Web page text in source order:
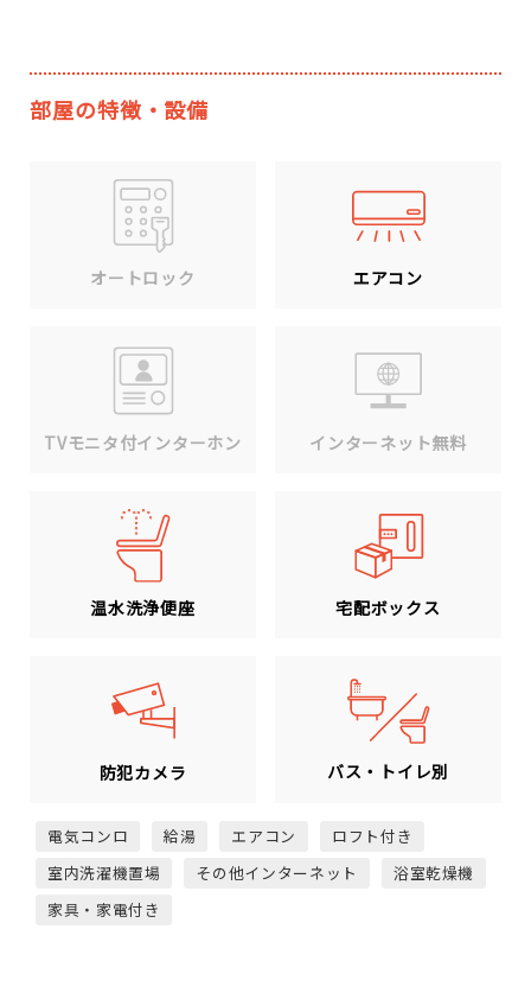
部屋の特徴・設備
オートロック エアコン
TVモニタ付インターホン インターネット無料
温水洗浄便座 宅配ボックス
防犯カメラ バス・トイレ別
電気コンロ 給湯 エアコン
ロフト付き
室内洗濯機置場
その他インターネット
浴室乾燥機
家具・家電付き